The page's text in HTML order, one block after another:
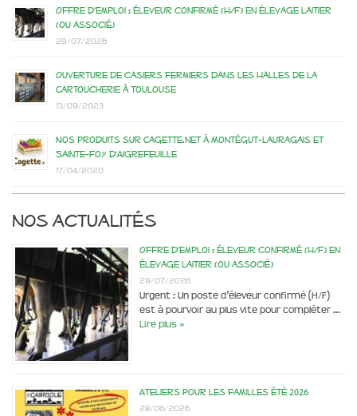
Offre d’emploi : éleveur confirmé (H/F) en élevage laitier
(ou associé)
29/07/2026
Ouverture de casiers fermiers dans les Halles de la
Cartoucherie à Toulouse
13/09/2023
Nos produits sur Cagette.net à Montégut-Lauragais et
Sainte-Foy d’Aigrefeuille
17/04/2020
Nos actualités
Offre d’emploi : éleveur confirmé (H/F) en
élevage laitier (ou associé)
29/07/2026
Urgent : Un poste d’éleveur confirmé (H/F)
est à pourvoir au plus vite pour compléter …
Lire plus »
Ateliers pour les familles été 2026
28/06/2026